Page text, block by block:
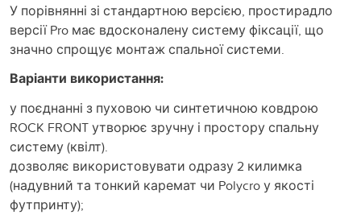
У порівнянні зі стандартною версією, простирадло
версії Pro має вдосконалену систему фіксації, що
значно спрощує монтаж спальної системи.
Варіанти використання:
у поєднанні з пуховою чи синтетичною ковдрою
ROCK FRONT утворює зручну і простору спальну
систему (квілт).
дозволяє використовувати одразу 2 килимка
(надувний та тонкий каремат чи Polycro у якості
футпринту);